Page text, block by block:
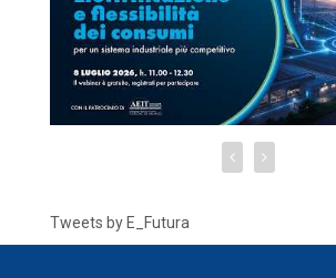
Tweets by E_Futura